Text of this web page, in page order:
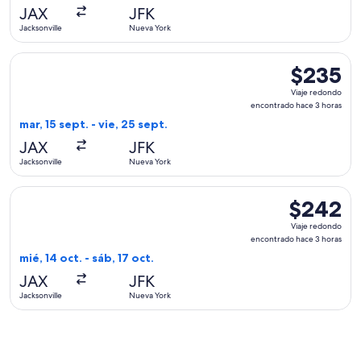
JAX
Jacksonville
JFK
Nueva York
$235
Viaje
redondo,
$235
Viaje redondo
encontrado hace 3 horas
mar, 15 sept. - vie, 25 sept.
JAX
Jacksonville
JFK
Nueva York
Seleccionar vuelo de JetBlue Airways, con salida el mar,
$242
Viaje
redondo,
$242
Viaje redondo
encontrado hace 3 horas
mié, 14 oct. - sáb, 17 oct.
JAX
Jacksonville
JFK
Nueva York
Seleccionar vuelo de American Airlines, con salida el mié,